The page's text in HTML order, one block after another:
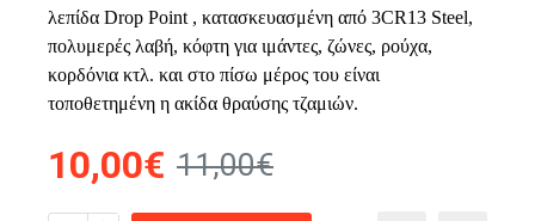
λεπίδα Drop Point , κατασκευασμένη από 3CR13 Steel,
πολυμερές λαβή, κόφτη για ιμάντες, ζώνες, ρούχα,
κορδόνια κτλ. και στο πίσω μέρος του είναι
τοποθετημένη η ακίδα θραύσης τζαμιών.
10,00€ 11,00€